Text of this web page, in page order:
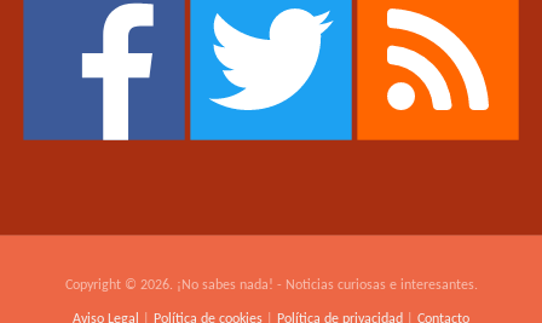
Copyright © 2026. ¡No sabes nada! - Noticias curiosas e interesantes.
Aviso Legal Política de cookies Política de privacidad Contacto